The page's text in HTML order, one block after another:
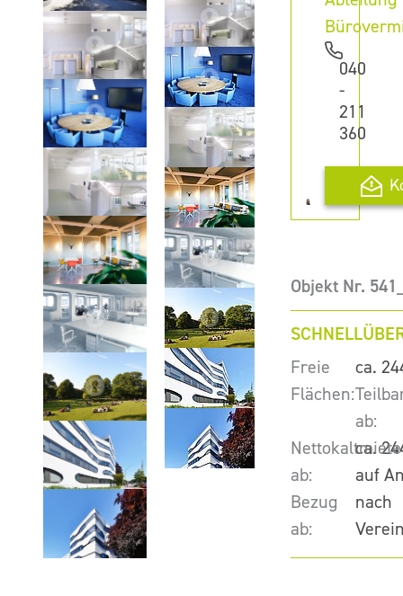
040
-
211
360
Objekt Nr.
Freie
Flächen:
ca.
ab:
ca.
Nettokaltmiete
ab:
auf
Bezug
ab:
nach